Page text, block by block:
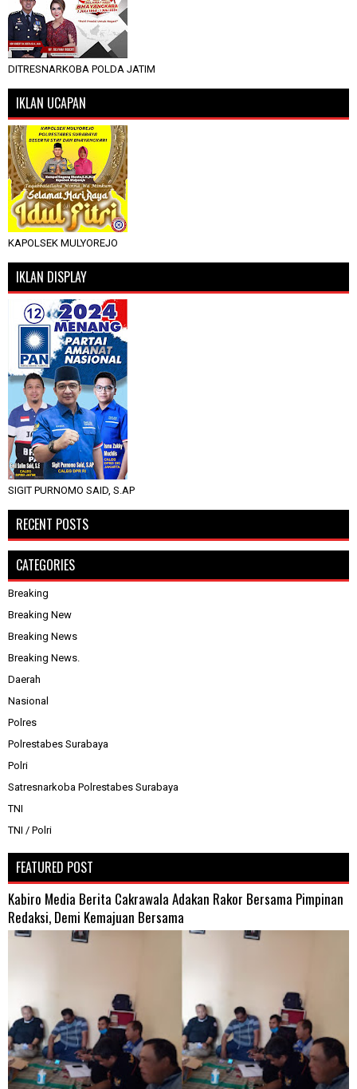
DITRESNARKOBA POLDA JATIM
IKLAN UCAPAN
KAPOLSEK MULYOREJO
IKLAN DISPLAY
SIGIT PURNOMO SAID, S.AP
RECENT POSTS
CATEGORIES
Breaking
Breaking New
Breaking News
Breaking News.
Daerah
Nasional
Polres
Polrestabes Surabaya
Polri
Satresnarkoba Polrestabes Surabaya
TNI
TNI / Polri
FEATURED POST
Kabiro Media Berita Cakrawala Adakan Rakor Bersama Pimpinan
Redaksi, Demi Kemajuan Bersama